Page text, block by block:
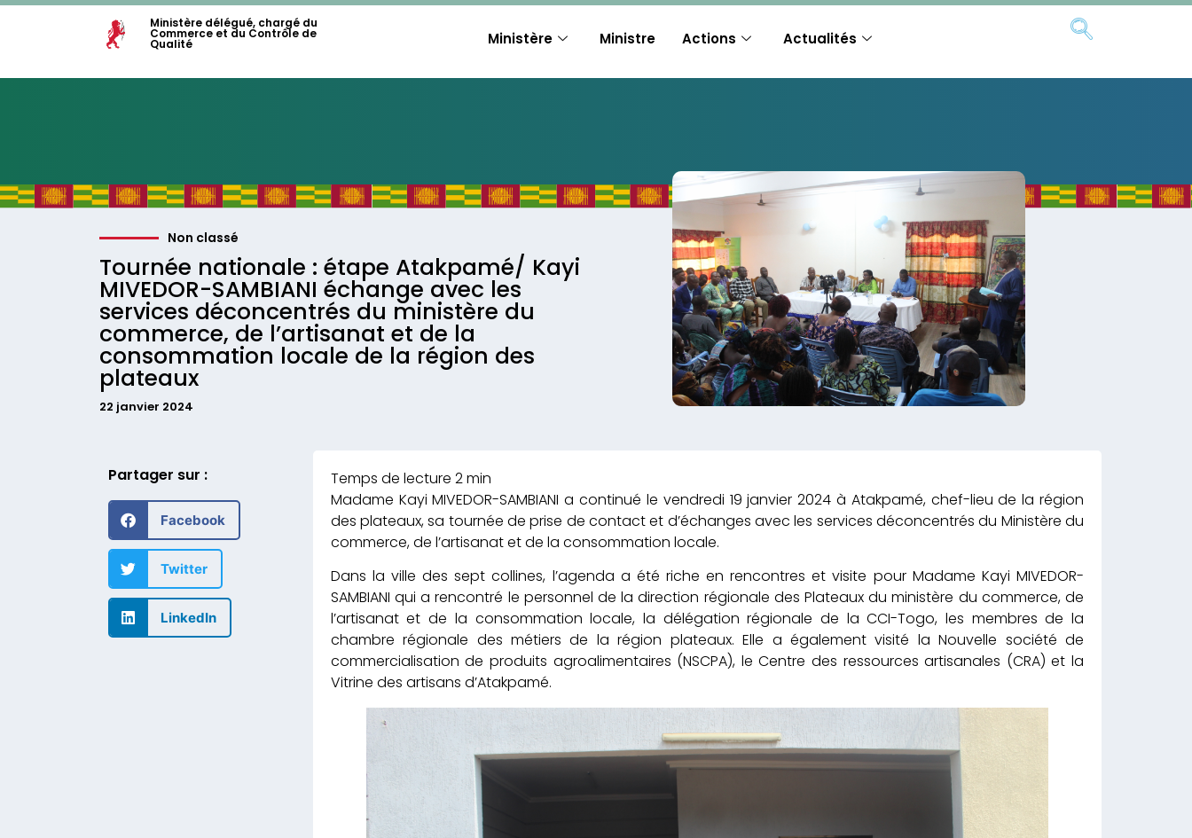
Ministère délégué, chargé du
Commerce et du Contrôle de
Qualité Ministère Ministre Actions Actualités
Non classé
Tournée nationale : étape Atakpamé/ Kayi
MIVEDOR-SAMBIANI échange avec les
services déconcentrés du ministère du
commerce, de l’artisanat et de la
consommation locale de la région des
plateaux
22 janvier 2024
Partager sur :
Facebook
Twitter
LinkedIn
Madame Kayi MIVEDOR-SAMBIANI a continué le vendredi 19 janvier 2024 à Atakpamé, chef-lieu de la région
des plateaux, sa tournée de prise de contact et d’échanges avec les services déconcentrés du Ministère du
commerce, de l’artisanat et de la consommation locale.
Dans la ville des sept collines, l’agenda a été riche en rencontres et visite pour Madame Kayi MIVEDOR-
SAMBIANI qui a rencontré le personnel de la direction régionale des Plateaux du ministère du commerce, de
l’artisanat et de la consommation locale, la délégation régionale de la CCI-Togo, les membres de la
chambre régionale des métiers de la région plateaux. Elle a également visité la Nouvelle société de
commercialisation de produits agroalimentaires (NSCPA), le Centre des ressources artisanales (CRA) et la
Vitrine des artisans d’Atakpamé.